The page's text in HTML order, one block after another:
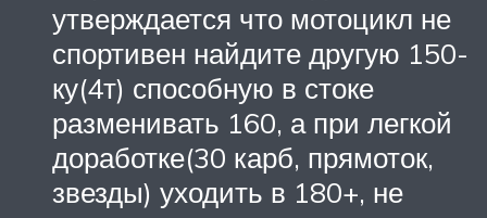
утверждается что мотоцикл не
спортивен найдите другую 150-
ку(4т) способную в стоке
разменивать 160, а при легкой
доработке(30 карб, прямоток,
звезды) уходить в 180+, не